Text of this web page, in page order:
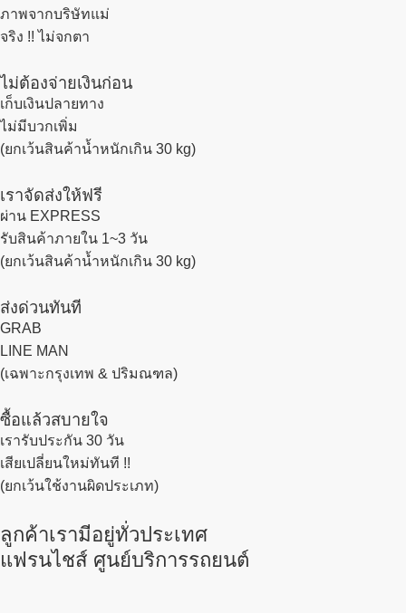
ภาพจากบริษัทแม่
จริง !! ไม่จกตา
ไม่ต้องจ่ายเงินก่อน
เก็บเงินปลายทาง
ไม่มีบวกเพิ่ม
(ยกเว้นสินค้าน้ำหนักเกิน 30 kg)
เราจัดส่งให้ฟรี
ผ่าน EXPRESS
รับสินค้าภายใน 1~3 วัน
(ยกเว้นสินค้าน้ำหนักเกิน 30 kg)
ส่งด่วนทันที
GRAB
LINE MAN
(เฉพาะกรุงเทพ & ปริมณฑล)
ซื้อแล้วสบายใจ
เรารับประกัน 30 วัน
เสียเปลี่ยนใหม่ทันที !!
(ยกเว้นใช้งานผิดประเภท)
ลูกค้าเรามีอยู่ทั่วประเทศ
แฟรนไชส์ ศูนย์บริการรถยนต์